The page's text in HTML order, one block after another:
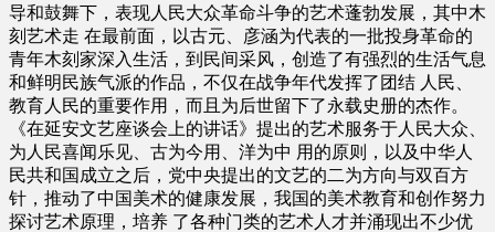
导和鼓舞下，表现人民大众革命斗争的艺术蓬勃发展，其中木
刻艺术走 在最前面，以古元、彦涵为代表的一批投身革命的
青年木刻家深入生活，到民间采风，创造了有强烈的生活气息
和鲜明民族气派的作品，不仅在战争年代发挥了团结 人民、
教育人民的重要作用，而且为后世留下了永载史册的杰作。
《在延安文艺座谈会上的讲话》提出的艺术服务于人民大众、
为人民喜闻乐见、古为今用、洋为中 用的原则，以及中华人
民共和国成立之后，党中央提出的文艺的二为方向与双百方
针，推动了中国美术的健康发展，我国的美术教育和创作努力
探讨艺术原理，培养 了各种门类的艺术人才并涌现出不少优